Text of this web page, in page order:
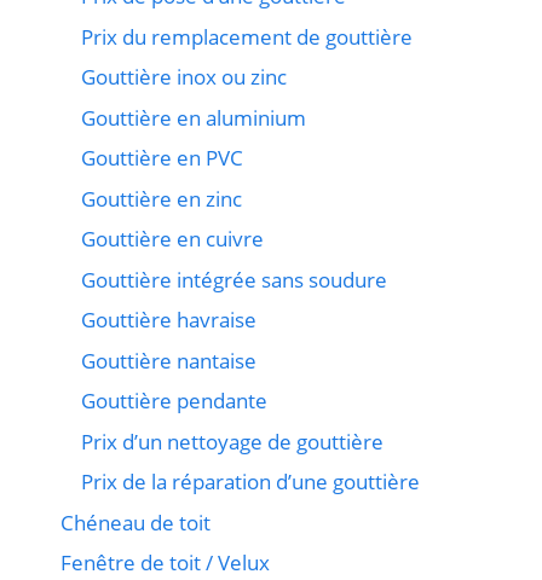
Prix du remplacement de gouttière
Gouttière inox ou zinc
Gouttière en aluminium
Gouttière en PVC
Gouttière en zinc
Gouttière en cuivre
Gouttière intégrée sans soudure
Gouttière havraise
Gouttière nantaise
Gouttière pendante
Prix d’un nettoyage de gouttière
Prix de la réparation d’une gouttière
Chéneau de toit
Fenêtre de toit / Velux